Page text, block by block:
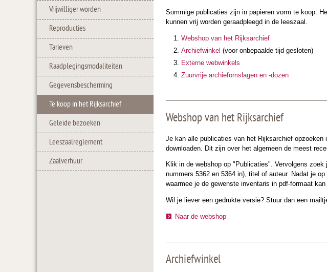
Vrijwilliger worden
Reproducties
Tarieven
Raadplegingsmodaliteiten
Gegevensbescherming
Te koop in het Rijksarchief
Geleide bezoeken
Leeszaalreglement
Zaalverhuur
Sommige publicaties zijn in papieren vorm te koop.
kunnen vrij worden geraadpleegd in de leeszaal.
Webshop van het Rijksarchief
Archiefwinkel (voor onbepaalde tijd gesloten)
Externe webwinkels
Zuurvrije archiefomslagen en -dozen
Webshop van het Rijksarchief
Je kan alle publicaties van het Rijksarchief opzoeken
downloaden. Dit zijn over het algemeen de meest
Klik in de webshop op "Publicaties". Vervolgens
nummers 5362 en 5364 in), titel of auteur. Nadat je
waarmee je de gewenste inventaris in pdf-formaat
Wil je liever een gedrukte versie? Stuur dan een
Naar de webshop
Archiefwinkel